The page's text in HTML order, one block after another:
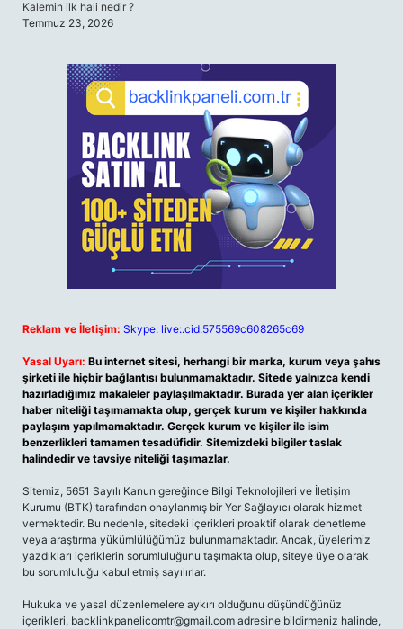
Kalemin ilk hali nedir ?
Temmuz 23, 2026
Reklam ve İletişim: Skype: live:.cid.575569c608265c69
Yasal Uyarı: Bu internet sitesi, herhangi bir marka, kurum veya şahıs
şirketi ile hiçbir bağlantısı bulunmamaktadır. Sitede yalnızca kendi
hazırladığımız makaleler paylaşılmaktadır. Burada yer alan içerikler
haber niteliği taşımamakta olup, gerçek kurum ve kişiler hakkında
paylaşım yapılmamaktadır. Gerçek kurum ve kişiler ile isim
benzerlikleri tamamen tesadüfidir. Sitemizdeki bilgiler taslak
halindedir ve tavsiye niteliği taşımazlar.
Sitemiz, 5651 Sayılı Kanun gereğince Bilgi Teknolojileri ve İletişim
Kurumu (BTK) tarafından onaylanmış bir Yer Sağlayıcı olarak hizmet
vermektedir. Bu nedenle, sitedeki içerikleri proaktif olarak denetleme
veya araştırma yükümlülüğümüz bulunmamaktadır. Ancak, üyelerimiz
yazdıkları içeriklerin sorumluluğunu taşımakta olup, siteye üye olarak
bu sorumluluğu kabul etmiş sayılırlar.
Hukuka ve yasal düzenlemelere aykırı olduğunu düşündüğünüz
içerikleri, backlinkpanelicomtr@gmail.com adresine bildirmeniz halinde,